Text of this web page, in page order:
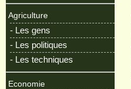
Agriculture
- Les gens
- Les politiques
- Les techniques
Economie